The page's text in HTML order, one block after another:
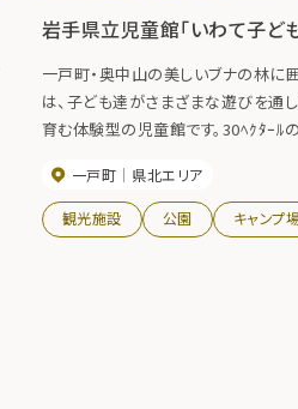
岩手県立児童館「いわて子ど
一戸町・奥中山の美しいブナの林に
は、子ども達がさまざまな遊びを通
育む体験型の児童館です。30ﾍｸﾀｰﾙ
ンプファイヤー場や野外施設があり
たり楽しむことが出来ます。その他、
能です
一戸町 県北エリア
観光施設 公園 キャンプ